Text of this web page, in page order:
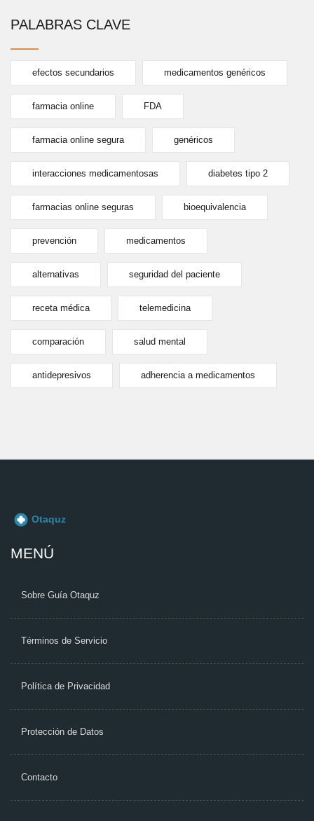
PALABRAS CLAVE
efectos secundarios medicamentos genéricos
farmacia online FDA
farmacia online segura genéricos
interacciones medicamentosas diabetes tipo 2
farmacias online seguras bioequivalencia
prevención medicamentos
alternativas seguridad del paciente
receta médica telemedicina
comparación salud mental
antidepresivos adherencia a medicamentos
MENÚ
Sobre Guía Otaquz
Términos de Servicio
Política de Privacidad
Protección de Datos
Contacto